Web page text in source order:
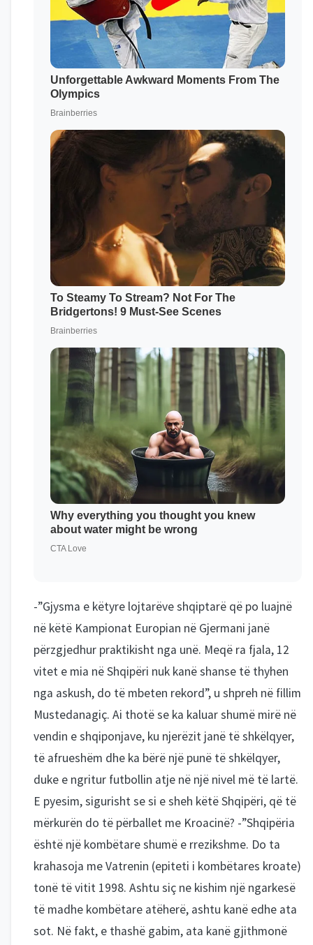
-”Gjysma e këtyre lojtarëve shqiptarë që po luajnë
në këtë Kampionat Europian në Gjermani janë
përzgjedhur praktikisht nga unë. Meqë ra fjala, 12
vitet e mia në Shqipëri nuk kanë shanse të thyhen
nga askush, do të mbeten rekord”, u shpreh në fillim
Mustedanagiç. Ai thotë se ka kaluar shumë mirë në
vendin e shqiponjave, ku njerëzit janë të shkëlqyer,
të afrueshëm dhe ka bërë një punë të shkëlqyer,
duke e ngritur futbollin atje në një nivel më të lartë.
E pyesim, sigurisht se si e sheh këtë Shqipëri, që të
mërkurën do të përballet me Kroacinë? -”Shqipëria
është një kombëtare shumë e rrezikshme. Do ta
krahasoja me Vatrenin (epiteti i kombëtares kroate)
tonë të vitit 1998. Ashtu siç ne kishim një ngarkesë
të madhe kombëtare atëherë, ashtu kanë edhe ata
sot. Në fakt, e thashë gabim, ata kanë gjithmonë